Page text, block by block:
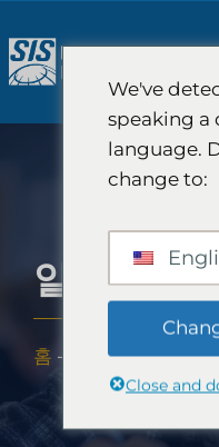
텐
츠
알파세대
홈 - 출판물-알파세
We've
speaking a
language.
change to:
Close and